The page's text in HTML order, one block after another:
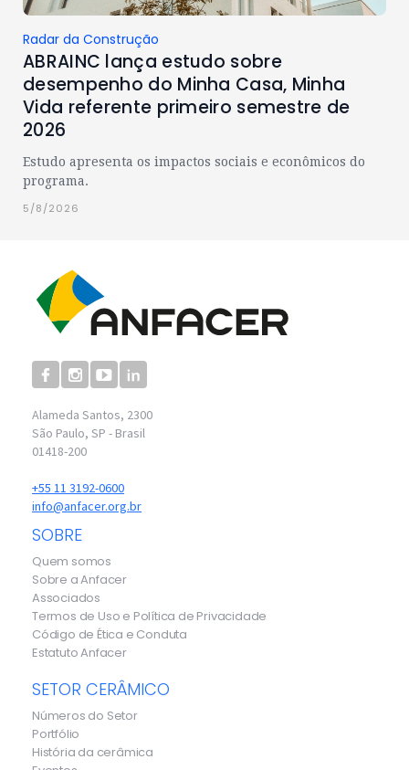
Radar da Construção
ABRAINC lança estudo sobre
desempenho do Minha Casa, Minha
Vida referente primeiro semestre de
2026
Estudo apresenta os impactos sociais e econômicos do
programa.
5/8/2026
Alameda Santos, 2300
São Paulo, SP - Brasil
01418-200
+55 11 3192-0600
info@anfacer.org.br
SOBRE
Quem somos
Sobre a Anfacer
Associados
Termos de Uso e Política de Privacidade
Código de Ética e Conduta
Estatuto Anfacer
SETOR CERÂMICO
Números do Setor
Portfólio
História da cerâmica